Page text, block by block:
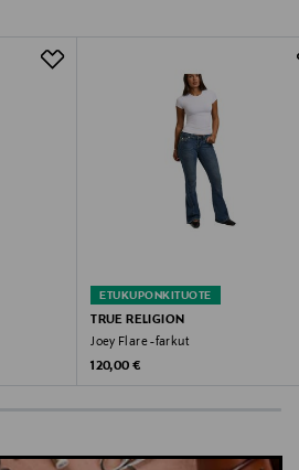
cut, farkut naiset, korkea
ETUKUPONKITUOTE
TRUE RELIGION
Joey Flare -farkut
Original Price
120,00 €